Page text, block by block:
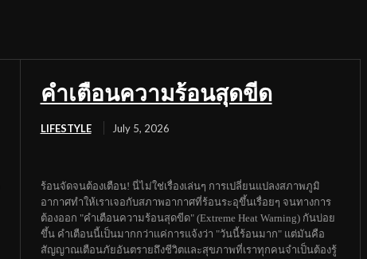
คำเตือนความร้อนสุดขีด
LIFESTYLE July 5, 2026
ร้อนจัดจนต้องเตือน! นี่ไม่ใช่เรื่องเล่นๆ การเปลี่ยนแปลงสภาพภูมิ
อากาศทำให้เราเจอกับสภาพอากาศที่ร้อนระอุขึ้นเรื่อยๆ จนทางการ
ต้องออก "คำเตือนความร้อนสุดขีด" (Extreme Heat Warning) กันบ่อย
ขึ้น คำเตือนนี้เป็นมากกว่าแค่การแจ้งว่า "วันนี้ร้อนมาก" แต่มันคือ
สัญญาณเตือนภัยอันตรายถึงชีวิตและสุขภาพที่เราทุกคนจำเป็นต้องรู้